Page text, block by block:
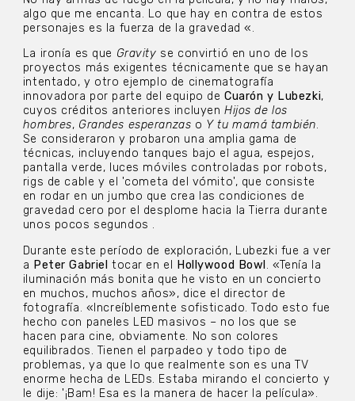
algo que me encanta. Lo que hay en contra de estos
personajes es la fuerza de la gravedad «.
La ironía es que Gravity se convirtió en uno de los
proyectos más exigentes técnicamente que se hayan
intentado, y otro ejemplo de cinematografía
innovadora por parte del equipo de Cuarón y Lubezki,
cuyos créditos anteriores incluyen Hijos de los
hombres, Grandes esperanzas o Y tu mamá también.
Se consideraron y probaron una amplia gama de
técnicas, incluyendo tanques bajo el agua, espejos,
pantalla verde, luces móviles controladas por robots,
rigs de cable y el 'cometa del vómito', que consiste
en rodar en un jumbo que crea las condiciones de
gravedad cero por el desplome hacia la Tierra durante
unos pocos segundos .
Durante este período de exploración, Lubezki fue a ver
a Peter Gabriel tocar en el Hollywood Bowl . «Tenía la
iluminación más bonita que he visto en un concierto
en muchos, muchos años», dice el director de
fotografía. «Increíblemente sofisticado. Todo esto fue
hecho con paneles LED masivos – no los que se
hacen para cine, obviamente. No son colores
equilibrados. Tienen el parpadeo y todo tipo de
problemas, ya que lo que realmente son es una TV
enorme hecha de LEDs. Estaba mirando el concierto y
le dije: '¡Bam! Esa es la manera de hacer la película».